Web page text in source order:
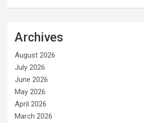
Archives
August 2026
July 2026
June 2026
May 2026
April 2026
March 2026